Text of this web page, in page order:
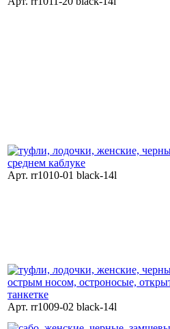
Арт. rr1010-01 black-14l
Арт. rr1009-02 black-14l